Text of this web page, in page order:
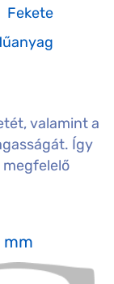
Fekete
valamint a
Így
megfelelő
mm